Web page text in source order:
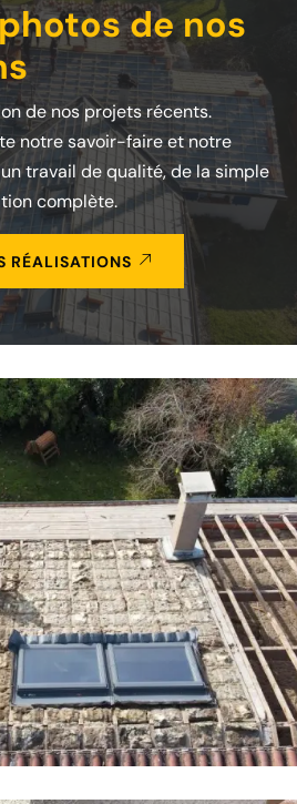
de nos
de nos projets récents.
notre savoir-faire et notre
travail de qualité, de la simple
complète.
RÉALISATIONS